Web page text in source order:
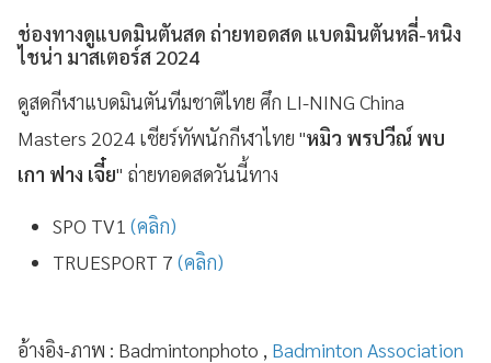
ช่องทางดูแบดมินตันสด ถ่ายทอดสด แบดมินตันหลี่-หนิง
ไชน่า มาสเตอร์ส 2024
ดูสดกีฬาแบดมินตันทีมชาติไทย ศึก LI-NING China
Masters 2024 เชียร์ทัพนักกีฬาไทย "หมิว พรปวีณ์ พบ
เกา ฟาง เจี๋ย" ถ่ายทอดสดวันนี้ทาง
SPO TV1 (คลิก)
TRUESPORT 7 (คลิก)
อ้างอิง-ภาพ : Badmintonphoto , Badminton Association